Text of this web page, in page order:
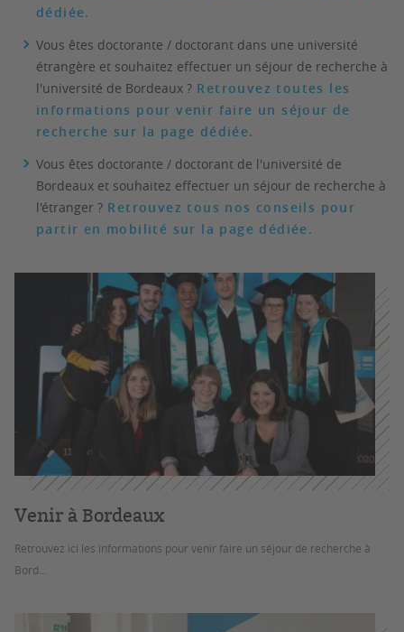
dédiée.
Vous êtes doctorante / doctorant dans une université
étrangère et souhaitez effectuer un séjour de recherche à
l'université de Bordeaux ? Retrouvez toutes les
informations pour venir faire un séjour de
recherche sur la page dédiée.
Vous êtes doctorante / doctorant de l'université de
Bordeaux et souhaitez effectuer un séjour de recherche à
l'étranger ? Retrouvez tous nos conseils pour
partir en mobilité sur la page dédiée.
Venir à Bordeaux
Retrouvez ici les informations pour venir faire un séjour de recherche à
Bord...